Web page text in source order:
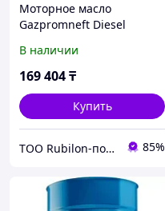
Моторное масло
Gazpromneft Diesel
В наличии
169 404₸
Купить
ТОО Rubilon-поставщик №1 85%